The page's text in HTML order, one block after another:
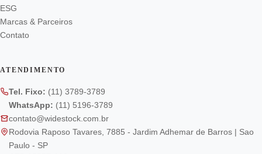
ESG
Marcas & Parceiros
Contato
ATENDIMENTO
Tel. Fixo: (11) 3789-3789
WhatsApp: (11) 5196-3789
contato@widestock.com.br
Rodovia Raposo Tavares, 7885 - Jardim Adhemar de Barros | Sao
Paulo - SP